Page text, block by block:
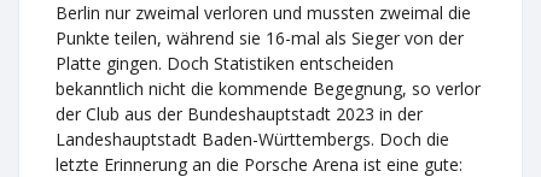
Berlin nur zweimal verloren und mussten zweimal die
Punkte teilen, während sie 16-mal als Sieger von der
Platte gingen. Doch Statistiken entscheiden
bekanntlich nicht die kommende Begegnung, so verlor
der Club aus der Bundeshauptstadt 2023 in der
Landeshauptstadt Baden-Württembergs. Doch die
letzte Erinnerung an die Porsche Arena ist eine gute: